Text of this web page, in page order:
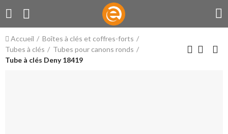
Accueil
Boîtes à clés et coffres-forts
Tubes à clés
Tubes pour canons ronds
Tube à clés Deny 18419